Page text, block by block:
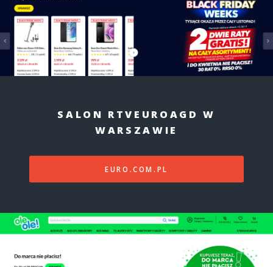
SALON RTVEUROAGD W
WARSZAWIE
EURO.COM.PL